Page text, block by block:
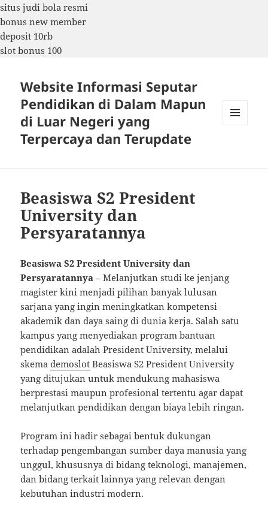
situs judi bola resmi
bonus new member
deposit 10rb
slot bonus 100
Website Informasi Seputar
Pendidikan di Dalam Mapun
di Luar Negeri yang
Terpercaya dan Terupdate
Beasiswa S2 President
University dan
Persyaratannya
Beasiswa S2 President University dan
Persyaratannya – Melanjutkan studi ke jenjang
magister kini menjadi pilihan banyak lulusan
sarjana yang ingin meningkatkan kompetensi
akademik dan daya saing di dunia kerja. Salah satu
kampus yang menyediakan program bantuan
pendidikan adalah President University, melalui
skemademoslot Beasiswa S2 President University
yang ditujukan untuk mendukung mahasiswa
berprestasi maupun profesional tertentu agar dapat
melanjutkan pendidikan dengan biaya lebih ringan.
Program ini hadir sebagai bentuk dukungan
terhadap pengembangan sumber daya manusia yang
unggul, khususnya di bidang teknologi, manajemen,
dan bidang terkait lainnya yang relevan dengan
kebutuhan industri modern.